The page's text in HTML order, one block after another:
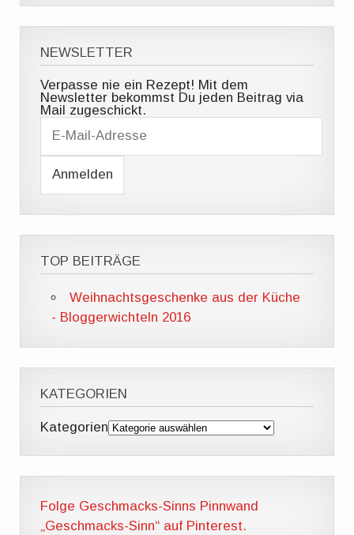
NEWSLETTER
Verpasse nie ein Rezept! Mit dem
Newsletter bekommst Du jeden Beitrag via
Mail zugeschickt.
E
a
-
A
r
s
s
TOP BEITRÄGE
Weihnachtsgeschenke aus der Küche
- Bloggerwichteln 2016
KATEGORIEN
Kategorien
Folge Geschmacks-Sinns Pinnwand
„Geschmacks-Sinn“ auf Pinterest.